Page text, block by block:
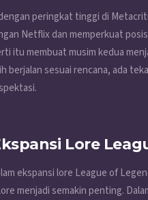
peringkat tinggi di
Netflix dan memperkuat
itu membuat musim kedua
berjalan sesuai rencana, ada
Lore
ekspansi lore League of
menjadi semakin penting.